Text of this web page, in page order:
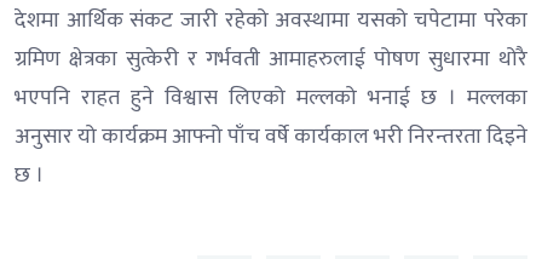
देशमा आर्थिक संकट जारी रहेको अवस्थामा यसको चपेटामा परेका
ग्रमिण क्षेत्रका सुत्केरी र गर्भवती आमाहरुलाई पोषण सुधारमा थोरै
भएपनि राहत हुने विश्वास लिएको मल्लको भनाई छ । मल्लका
अनुसार यो कार्यक्रम आफ्नो पाँच वर्षे कार्यकाल भरी निरन्तरता दिइने
छ ।